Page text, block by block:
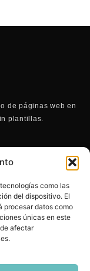
como las
del dispositivo. El
procesar datos como
únicas en este
afectar
de páginas web en
plantillas.